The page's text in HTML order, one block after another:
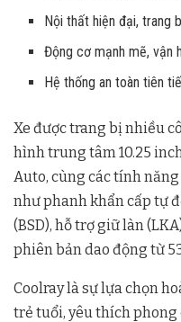
Nội thất hiện đại, trang
Động cơ mạnh mẽ, vận
Hệ thống an toàn tiên
Xe được trang bị nhiều
hình trung tâm 10.25
Auto, cùng các tính
như phanh khẩn cấp tự
(BSD), hỗ trợ giữ làn
phiên bản dao động từ
Coolray là sự lựa chọn
trẻ tuổi, yêu thích phong